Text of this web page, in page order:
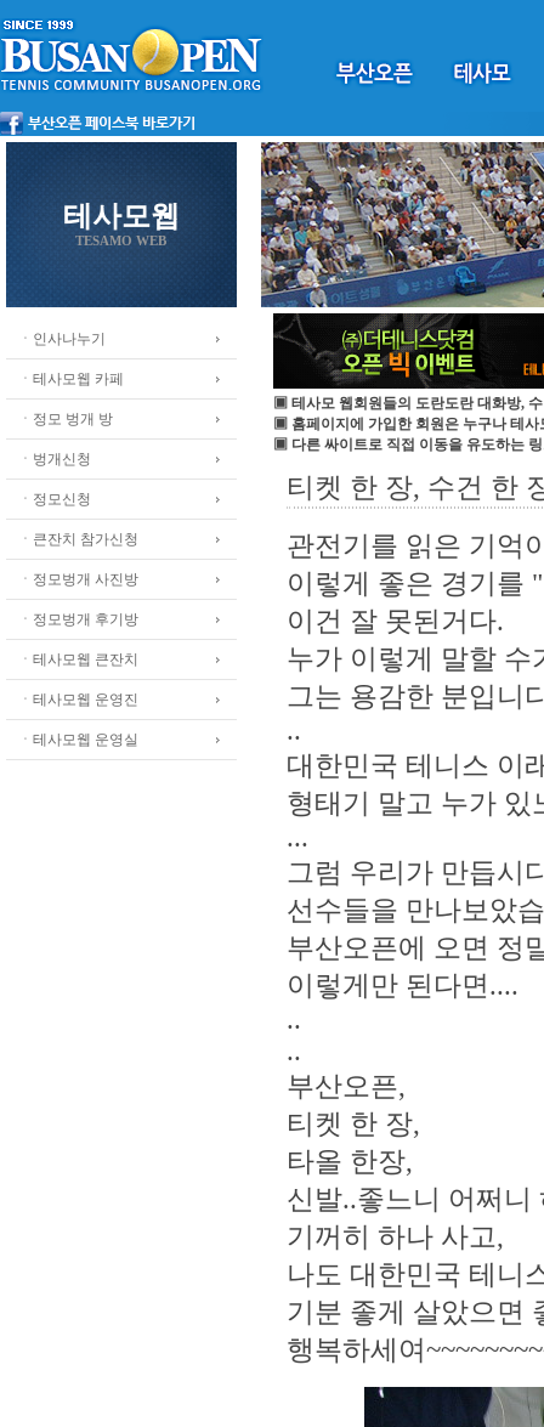
테사모웹
TESAMO WEB
ㆍ인사나누기
ㆍ테사모웹 카페
ㆍ정모 벙개 방
ㆍ벙개신청
ㆍ정모신청
ㆍ큰잔치 참가신청
ㆍ정모벙개 사진방
ㆍ정모벙개 후기방
ㆍ테사모웹 큰잔치
ㆍ테사모웹 운영진
ㆍ테사모웹 운영실
▣ 테사모 웹회원들의 도란도란 대화방,
▣ 홈페이지에 가입한 회원은 누구나 테사
▣ 다른 싸이트로 직접 이동을 유도하는
티켓 한 장, 수건 한
관전기를 읽은 기억
이렇게 좋은 경기를
이건 잘 못된거다.
누가 이렇게 말할 수
그는 용감한 분입니
..
대한민국 테니스 이
형태기 말고 누가 있
...
그럼 우리가 만듭시
선수들을 만나보았
부산오픈에 오면 정
이렇게만 된다면....
..
..
부산오픈,
티켓 한 장,
타올 한장,
신발..좋느니 어쩌니
기꺼히 하나 사고,
나도 대한민국 테니
기분 좋게 살았으면
행복하세여